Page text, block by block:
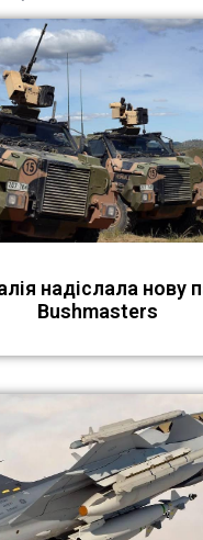
надіслала нову
Bushmasters